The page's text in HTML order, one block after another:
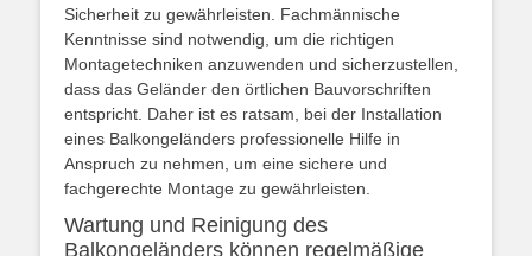
Sicherheit zu gewährleisten. Fachmännische
Kenntnisse sind notwendig, um die richtigen
Montagetechniken anzuwenden und sicherzustellen,
dass das Geländer den örtlichen Bauvorschriften
entspricht. Daher ist es ratsam, bei der Installation
eines Balkongeländers professionelle Hilfe in
Anspruch zu nehmen, um eine sichere und
fachgerechte Montage zu gewährleisten.
Wartung und Reinigung des
Balkongeländers können regelmäßige